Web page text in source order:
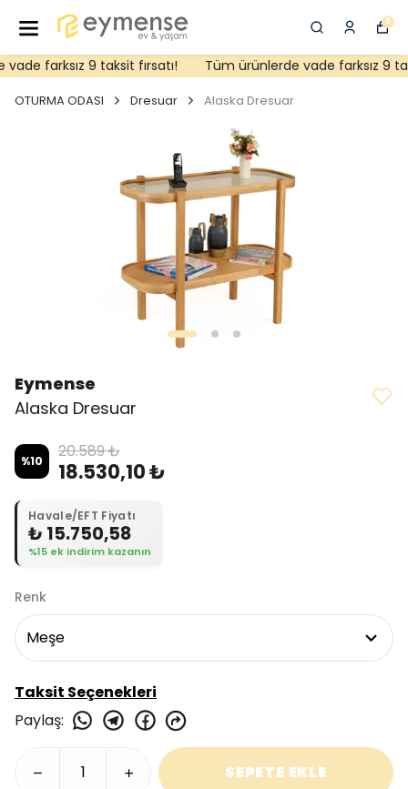
0
farksız 9 taksit fırsatı! Tüm ürünlerde vade farksız 9
OTURMA ODASI Dresuar Alaska Dresuar
Eymense
Alaska Dresuar
%10 20.589 ₺
18.530,10 ₺
Havale/EFT Fiyatı
₺ 15.750,58
%15 ek indirim kazanın
Renk
Taksit Seçenekleri
Paylaş:
SEPETE EKLE